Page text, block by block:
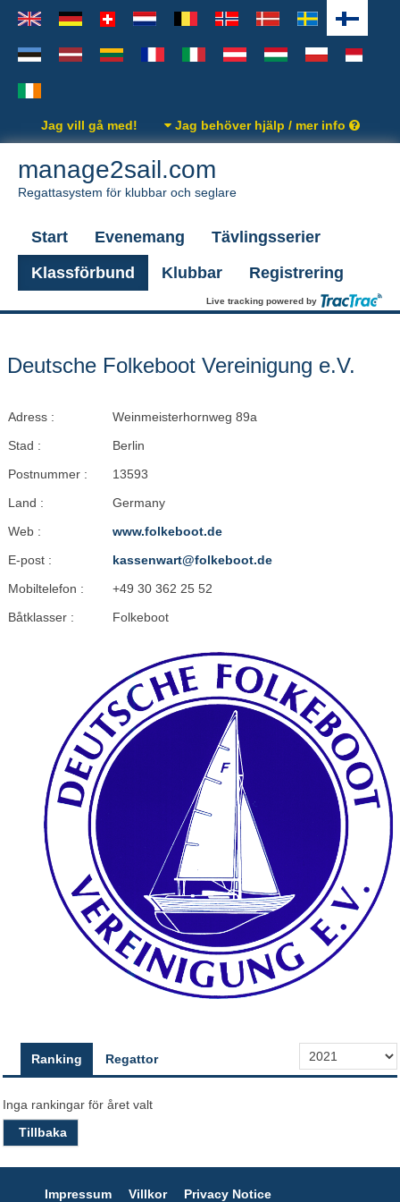
Jag vill gå med! Jag behöver hjälp / mer info
manage2sail.com
Regattasystem för klubbar och seglare
Start Evenemang
Tävlingsserier
Klassförbund
Klubbar Registrering
Live tracking powered by
Deutsche Folkeboot Vereinigung e.V.
Adress :
Weinmeisterhornweg 89a
Stad :
Berlin
Postnummer :
13593
Land :
Germany
Web :
www.folkeboot.de
E-post :
kassenwart@folkeboot.de
Mobiltelefon :
+49 30 362 25 52
Båtklasser :
Folkeboot
Ranking Regattor
Inga rankingar för året valt
Tillbaka
Impressum Villkor Privacy Notice